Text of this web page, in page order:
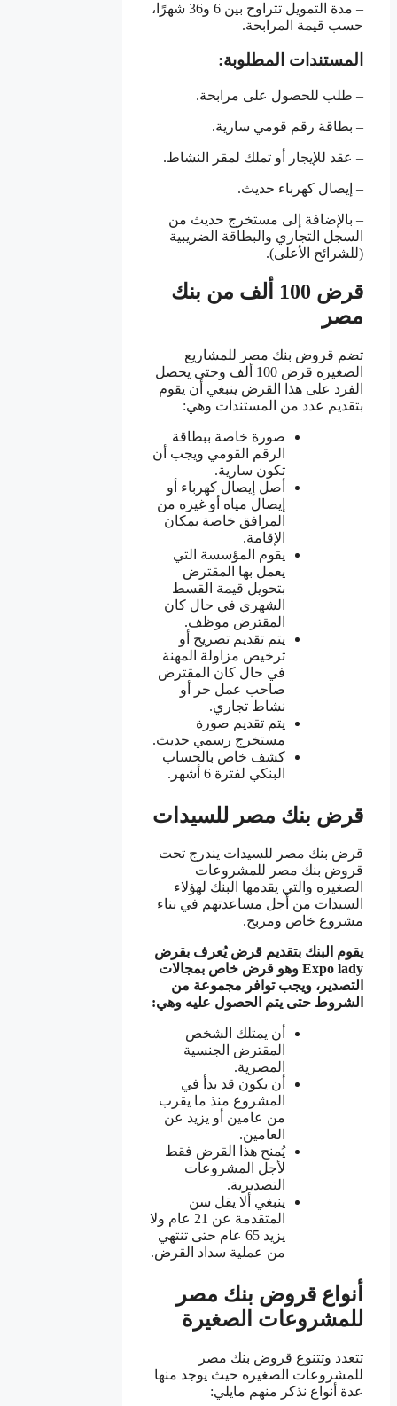
– مدة التمويل تتراوح بين 6 و36 شهرًا،
حسب قيمة المرابحة.
المستندات المطلوبة:
– طلب للحصول على مرابحة.
– بطاقة رقم قومي سارية.
– عقد للإيجار أو تملك لمقر النشاط.
– إيصال كهرباء حديث.
– بالإضافة إلى مستخرج حديث من
السجل التجاري والبطاقة الضريبية
(للشرائح الأعلى).
قرض 100 ألف من بنك
مصر
تضم قروض بنك مصر للمشاريع
الصغيره قرض 100 ألف وحتى يحصل
الفرد على هذا القرض ينبغي أن يقوم
بتقديم عدد من المستندات وهي:
صورة خاصة ببطاقة
الرقم القومي ويجب أن
تكون سارية.
أصل إيصال كهرباء أو
إيصال مياه أو غيره من
المرافق خاصة بمكان
الإقامة.
يقوم المؤسسة التي
يعمل بها المقترض
بتحويل قيمة القسط
الشهري في حال كان
المقترض موظف.
يتم تقديم تصريح أو
ترخيص مزاولة المهنة
في حال كان المقترض
صاحب عمل حر أو
نشاط تجاري.
يتم تقديم صورة
مستخرج رسمي حديث.
كشف خاص بالحساب
البنكي لفترة 6 أشهر.
قرض بنك مصر للسيدات
قرض بنك مصر للسيدات يندرج تحت
قروض بنك مصر للمشروعات
الصغيره والتي يقدمها البنك لهؤلاء
السيدات من أجل مساعدتهم في بناء
مشروع خاص ومربح.
يقوم البنك بتقديم قرض يُعرف بقرض
Expo lady وهو قرض خاص بمجالات
التصدير، ويجب توافر مجموعة من
الشروط حتى يتم الحصول عليه وهي:
أن يمتلك الشخص
المقترض الجنسية
المصرية.
أن يكون قد بدأ في
المشروع منذ ما يقرب
من عامين أو يزيد عن
العامين.
يُمنح هذا القرض فقط
لأجل المشروعات
التصديرية.
ينبغي ألا يقل سن
المتقدمة عن 21 عام ولا
يزيد 65 عام حتى تنتهي
من عملية سداد القرض.
أنواع قروض بنك مصر
للمشروعات الصغيرة
تتعدد وتتنوع قروض بنك مصر
للمشروعات الصغيره حيث يوجد منها
عدة أنواع نذكر منهم مايلي: